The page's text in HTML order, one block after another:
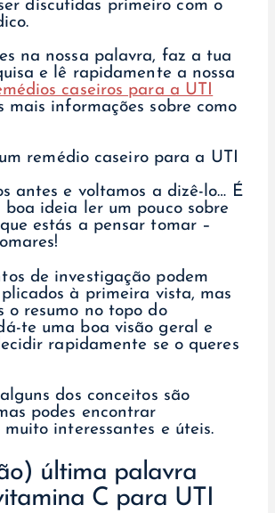
discutidas primeiro com o
na nossa palavra, faz a tua
e lê rapidamente a nossa
caseiros para a UTI
mais informações sobre como
antes e voltamos a dizê-lo… É
boa ideia ler um pouco sobre
estás a pensar tomar –
de investigação podem
à primeira vista, mas
o resumo no topo do
te uma boa visão geral e
rapidamente se o queres
dos conceitos são
podes encontrar
interessantes e úteis.
última palavra
C para UTI